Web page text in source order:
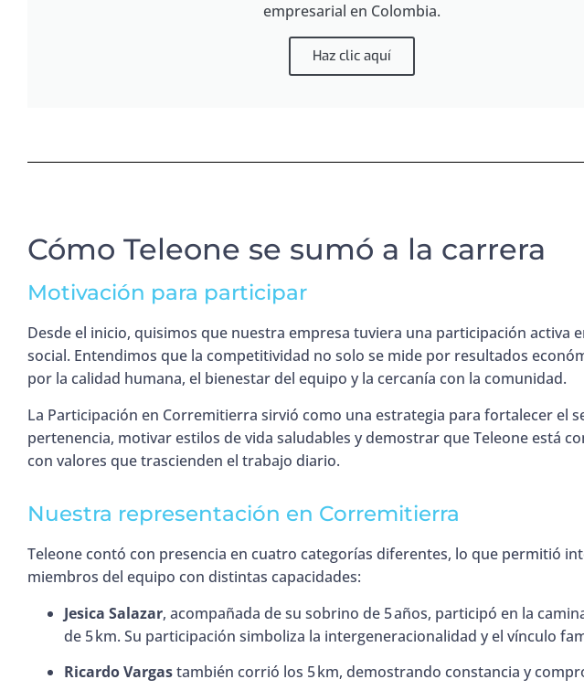
empresarial en Colombia.
Haz clic aquí
Cómo Teleone se sumó a la carrera
Motivación para participar
Desde el inicio, quisimos que nuestra empresa tuviera una participación activa
social. Entendimos que la competitividad no solo se mide por resultados
por la calidad humana, el bienestar del equipo y la cercanía con la comunidad.
La Participación en Corremitierra sirvió como una estrategia para fortalecer el
pertenencia, motivar estilos de vida saludables y demostrar que Teleone está
con valores que trascienden el trabajo diario.
Nuestra representación en Corremitierra
Teleone contó con presencia en cuatro categorías diferentes, lo que permitió
miembros del equipo con distintas capacidades:
Jesica Salazar, acompañada de su sobrino de 5 años, participó en la
de 5 km. Su participación simboliza la intergeneracionalidad y el vínculo
Ricardo Vargastambién corrió los 5 km, demostrando constancia y